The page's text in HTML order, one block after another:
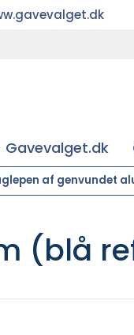
Gavevalget.dk
af genvundet
(blå